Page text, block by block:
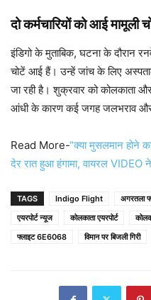
दो कर्मचारियों को आई मामूली
इंडिगो के मुताबिक, घटना के दौरान
चोटें आई हैं। उन्हें जांच के लिए
जा रही है। शुक्रवार को कोलकाता
आंधी के कारण कई जगह जलभराव और
Read More-“क्या मुसलमान होने
देर रात हुआ हंगामा, वायरल
TAGS Indigo Flight अगरतला
एयरपोर्ट न्यूज
कोलकाता एयरपोर्ट
फ्लाइट 6E6068
विमान पर बिजली गिरी